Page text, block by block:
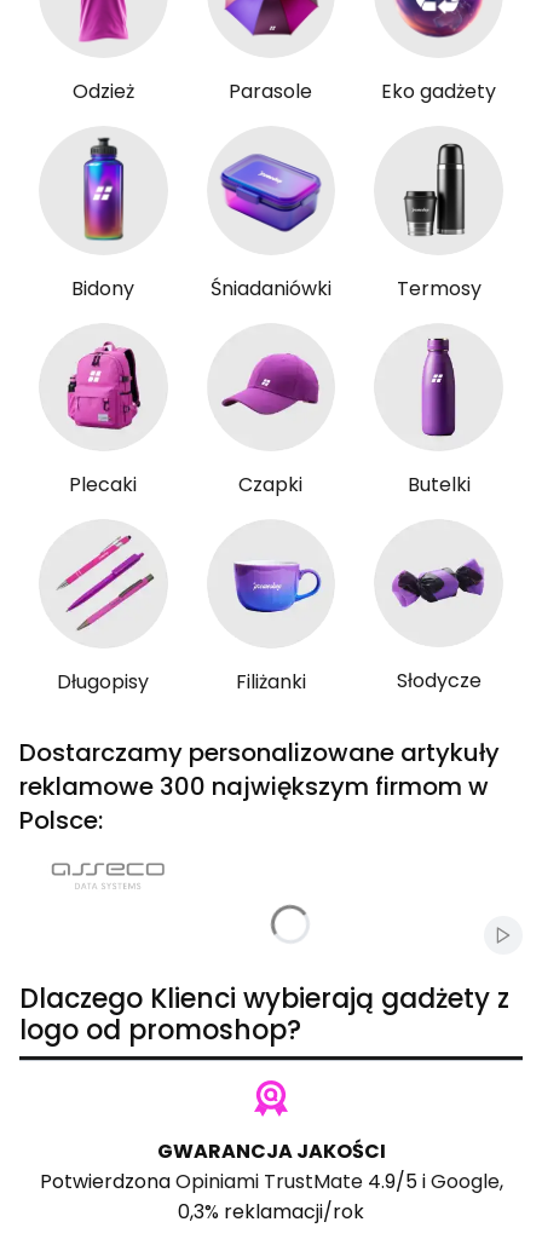
Odzież Parasole Eko gadżety
Bidony Śniadaniówki Termosy
Plecaki Czapki Butelki
Długopisy Filiżanki Słodycze
Dostarczamy personalizowane artykuły
reklamowe 300 największym firmom w
Polsce:
Dlaczego Klienci wybierają gadżety z
logo od promoshop?
GWARANCJA JAKOŚCI
PotwierdzonaOpiniami TrustMate4.9/5 iGoogle,
0,3% reklamacji/rok